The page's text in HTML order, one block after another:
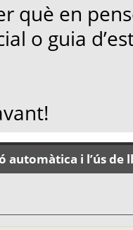
què en
o guia
automàtica i l’ús de